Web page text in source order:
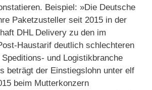
Beispiel: »Die Deutsche
Paketzusteller seit 2015 in der
DHL Delivery zu den im
Haustarif deutlich schlechteren
und Logistikbranche
beträgt der Einstiegslohn unter elf
beim Mutterkonzern